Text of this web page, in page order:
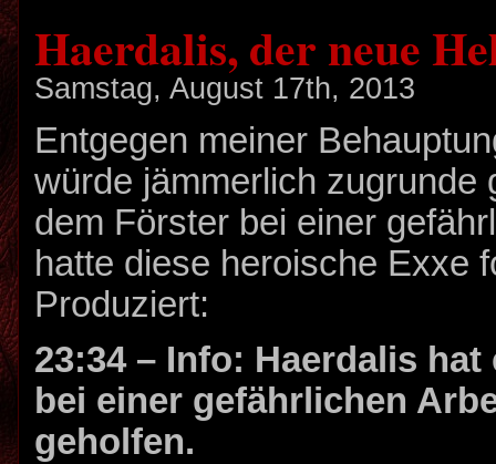
Haerdalis, der neue
Samstag, August 17th, 2013
Entgegen meiner
würde jämmerlich zugrunde
dem Förster bei einer
hatte diese heroische Exxe
Produziert:
23:34 – Info: Haerdalis
bei einer gefährlichen
geholfen.